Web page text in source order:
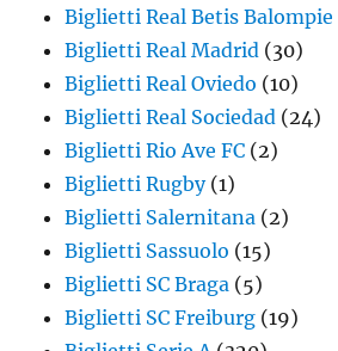
Biglietti Real Betis Balompie
Biglietti Real Madrid (30)
Biglietti Real Oviedo (10)
Biglietti Real Sociedad (24)
Biglietti Rio Ave FC (2)
Biglietti Rugby(1)
Biglietti Salernitana (2)
Biglietti Sassuolo (15)
Biglietti SC Braga (5)
Biglietti SC Freiburg (19)